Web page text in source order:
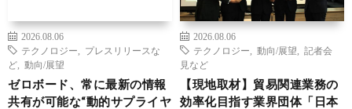
2026.08.06
テクノロジー
プレスリリースな
ど
動向/展望
ゼロボード、常に最新の情報
共有が可能な“動的サプライヤ
2026.08.06
テクノロジー
動向/展望
記者会
見など
【現地取材】貿易関連業務の
効率化目指す業界団体「日本